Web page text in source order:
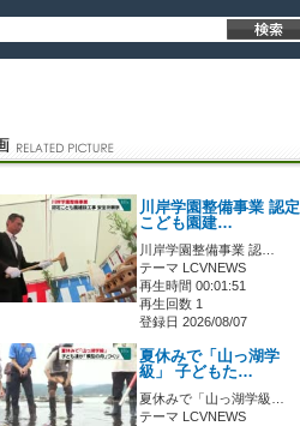
川岸学園整備事業 認定
こども園建…
川岸学園整備事業 認…
テーマ LCVNEWS
再生時間 00:01:51
再生回数 1
登録日 2026/08/07
夏休みで「山っ湖学
級」 子どもた…
夏休みで「山っ湖学級…
テーマ LCVNEWS